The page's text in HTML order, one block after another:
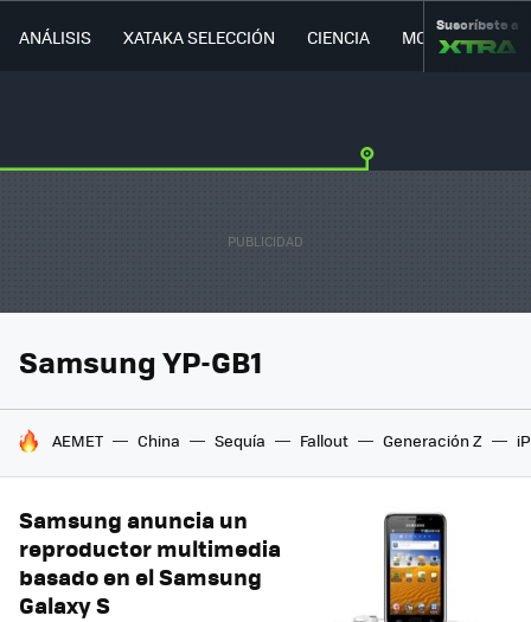
ANÁLISIS XATAKA SELECCIÓN CIENCIA MOVILIDAD
Suscríbete a
Samsung YP-GB1
HOY SE HABLA DE
AEMET China Sequía Fallout Generación Z
Samsung anuncia un
reproductor multimedia
basado en el Samsung
Galaxy S